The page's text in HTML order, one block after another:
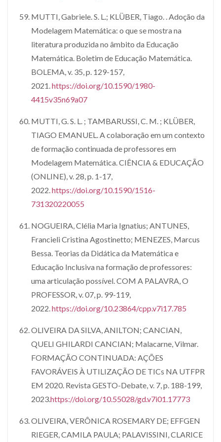
MUTTI, Gabriele. S. L.; KLÜBER, Tiago. . Adoção da
Modelagem Matemática: o que se mostra na
literatura produzida no âmbito da Educação
Matemática. Boletim de Educação Matemática.
BOLEMA, v. 35, p. 129-157,
2021.https://doi.org/10.1590/1980-
4415v35n69a07
MUTTI, G. S. L. ; TAMBARUSSI, C. M. ; KLÜBER,
TIAGO EMANUEL. A colaboração em um contexto
de formação continuada de professores em
Modelagem Matemática. CIÊNCIA & EDUCAÇÃO
(ONLINE), v. 28, p. 1-17,
2022.https://doi.org/10.1590/1516-
731320220055
NOGUEIRA, Clélia Maria Ignatius; ANTUNES,
Francieli Cristina Agostinetto; MENEZES, Marcus
Bessa. Teorias da Didática da Matemática e
Educação Inclusiva na formação de professores:
uma articulação possível. COM A PALAVRA, O
PROFESSOR, v. 07, p. 99-119,
2022.https://doi.org/10.23864/cpp.v7i17.785
OLIVEIRA DA SILVA, ANILTON; CANCIAN,
QUELI GHILARDI CANCIAN; Malacarne, Vilmar.
FORMAÇÃO CONTINUADA: AÇÕES
FAVORÁVEIS À UTILIZAÇÃO DE TICs NA UTFPR
EM 2020. Revista GESTO-Debate, v. 7, p. 188-199,
2023.https://doi.org/10.55028/gd.v7i01.17773
OLIVEIRA, VERÔNICA ROSEMARY DE; EFFGEN
RIEGER, CAMILA PAULA; PALAVISSINI, CLARICE